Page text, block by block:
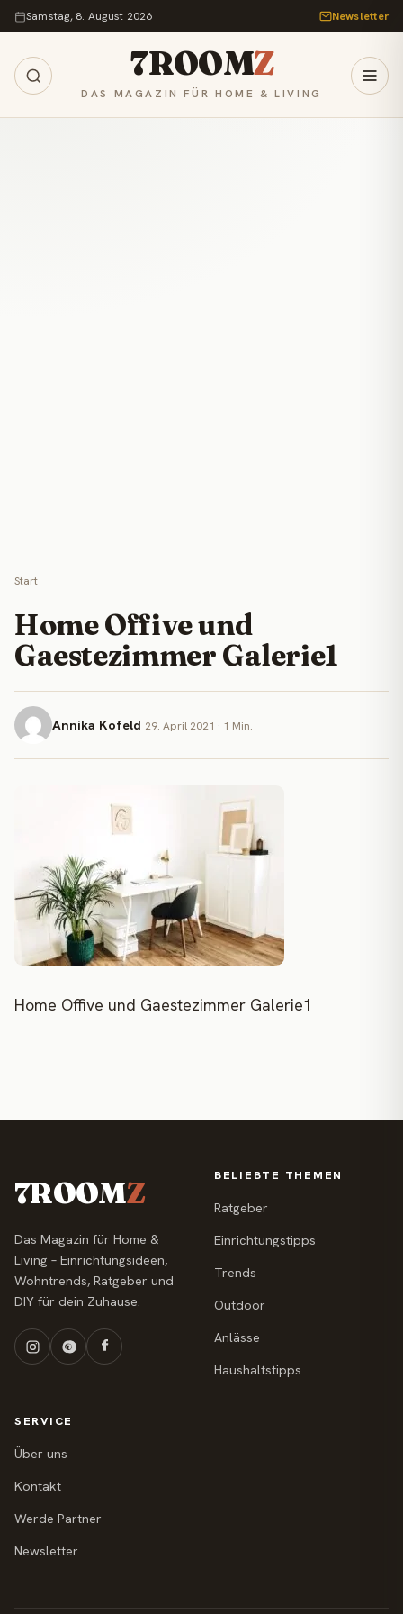
Zum Inhalt springen
Samstag, 8. August 2026 Newsletter
7ROOMZ
DAS MAGAZIN FÜR HOME & LIVING
Start
Home Offive und
Gaestezimmer Galerie1
Annika Kofeld 29. April 2021 · 1 Min.
Home Offive und Gaestezimmer Galerie1
7ROOMZ
Das Magazin für Home &
Living – Einrichtungsideen,
Wohntrends, Ratgeber und
DIY für dein Zuhause.
BELIEBTE THEMEN
Ratgeber
Einrichtungstipps
Trends
Outdoor
Anlässe
Haushaltstipps
SERVICE
Über uns
Kontakt
Werde Partner
Newsletter